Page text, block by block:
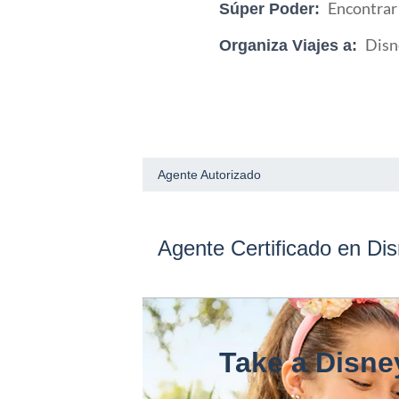
Súper Poder:
Organiza Viajes a: